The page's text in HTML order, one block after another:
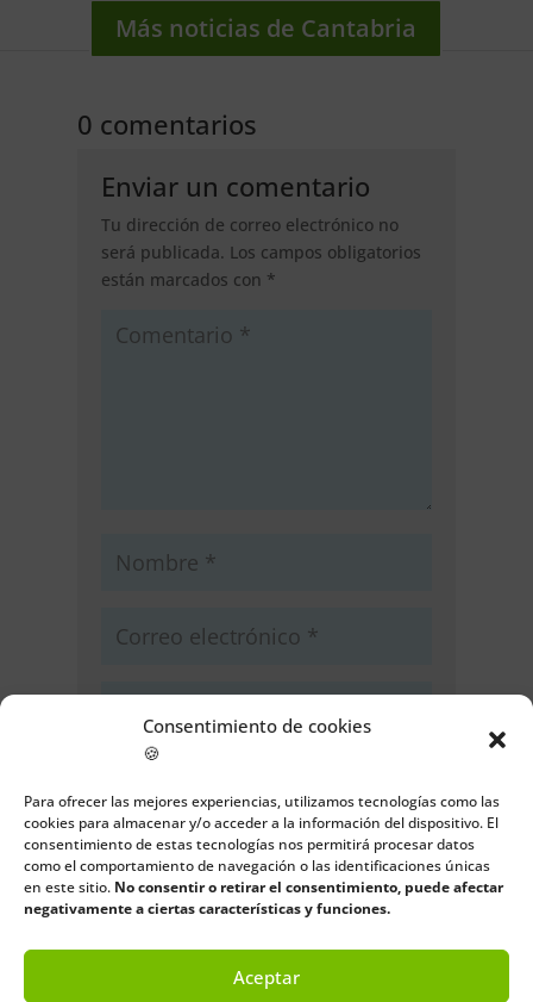
Consentimiento de cookies
🍪
Para ofrecer las mejores experiencias, utilizamos tecnologías como las
cookies para almacenar y/o acceder a la información del dispositivo. El
consentimiento de estas tecnologías nos permitirá procesar datos
como el comportamiento de navegación o las identificaciones únicas
en este sitio. No consentir o retirar el consentimiento, puede afectar
negativamente a ciertas características y funciones.
Aceptar
Más noticias de Cantabria
0 comentarios
Enviar un comentario
Tu dirección de correo electrónico no
será publicada. Los campos obligatorios
están marcados con *
electrónico y web en este navegador
para la próxima vez que comente.
Enviar comentario